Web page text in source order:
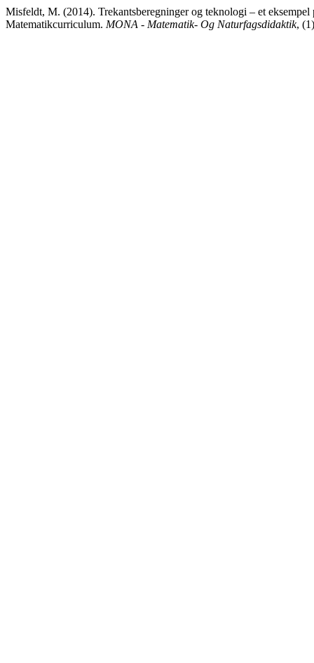
Misfeldt, M. (2014). Trekantsberegninger og teknologi – et
Matematikcurriculum. MONA - Matematik- Og Naturfagsdidaktik,